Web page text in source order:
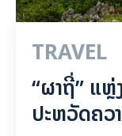
TRAVEL
“ຜາຖີ່” ແ
ປະຫວັດຄວ